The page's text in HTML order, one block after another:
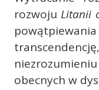
rozwoju Litanii
obecnych w